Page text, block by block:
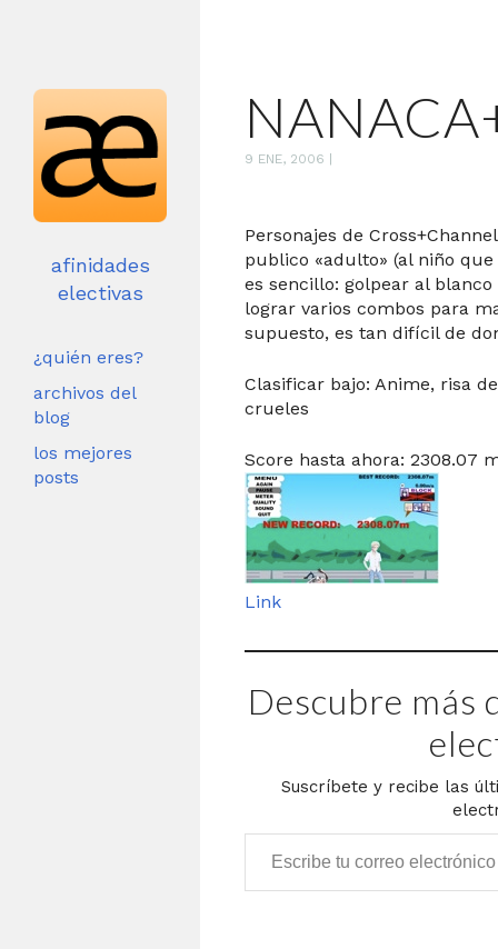
afinidades
electivas
¿quién eres?
archivos del
blog
los mejores
posts
9 ENE, 2006
Personajes de
publico «adulto» (al niño
es sencillo: golpear al
lograr varios combos para
supuesto, es tan difícil de
Clasificar bajo: Anime, risa
crueles
Score hasta ahora: 2308.07
Link
Descubre más
Suscríbete y recibe las
Escribe tu correo electrónico…